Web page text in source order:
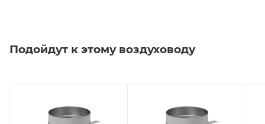
Подойдут к этому воздуховоду